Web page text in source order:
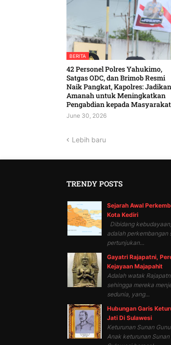
BERITA
42 Personel Polres Yahukimo,
Satgas ODC, dan Brimob Resmi
Naik Pangkat, Kapolres: Jadikan
Amanah untuk Meningkatkan
Pengabdian kepada
June 30, 2026
Lebih baru
TRENDY POSTS
Sejarah Awal
Kota Kediri
Dibidang
adalah perkembangan
pertunjukan...
Gayatri Rajapatni,
Kejayaan Majapahit
Adalah watak
sehingga mereka
sedunia, yang...
Hubungan Garis
Jati Di Sulawesi
Keturunan Sunan
Anak keturunan